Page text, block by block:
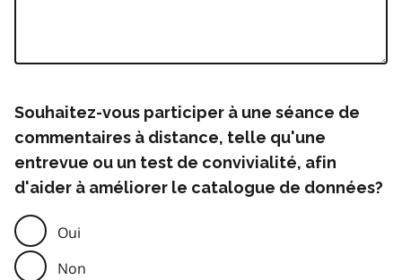
Souhaitez-vous participer à une séance de
commentaires à distance, telle qu'une
entrevue ou un test de convivialité, afin
d'aider à améliorer le catalogue de données?
Oui
Non